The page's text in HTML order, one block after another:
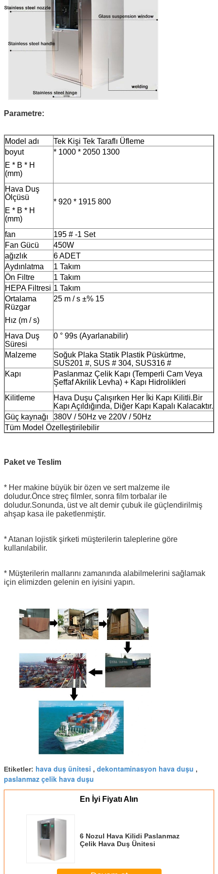
Parametre:
Model adı
Tek Kişi Tek Taraflı Üfleme
boyut
E * B * H
(mm)
* 1000 * 2050 1300
Hava Duş
Ölçüsü
E * B * H
(mm)
* 920 * 1915 800
fan
195 # -1 Set
Fan Gücü
450W
ağızlık
6 ADET
Aydınlatma
1 Takım
Ön Filtre
1 Takım
HEPA Filtresi 1 Takım
Ortalama
Rüzgar
Hız (m / s)
25 m / s ±% 15
Hava Duş
Süresi
0 ° 99s (Ayarlanabilir)
Malzeme
Soğuk Plaka Statik Plastik Püskürtme,
SUS201 #, SUS # 304, SUS316 #
Kapı
Paslanmaz Çelik Kapı (Temperli Cam Veya
Şeffaf Akrilik Levha) + Kapı Hidrolikleri
Kilitleme
Hava Duşu Çalışırken Her İki Kapı Kilitli.Bir
Kapı Açıldığında, Diğer Kapı Kapalı Kalacaktır.
Güç kaynağı
380V / 50Hz ve 220V / 50Hz
Tüm Model Özelleştirilebilir
Paket ve Teslim
* Her makine büyük bir özen ve sert malzeme ile
doludur.Önce streç filmler, sonra film torbalar ile
doludur.Sonunda, üst ve alt demir çubuk ile güçlendirilmiş
ahşap kasa ile paketlenmiştir.
* Atanan lojistik şirketi müşterilerin taleplerine göre
kullanılabilir.
* Müşterilerin mallarını zamanında alabilmelerini sağlamak
için elimizden gelenin en iyisini yapın.
Etiketler: hava duş ünitesi , dekontaminasyon hava duşu ,
paslanmaz çelik hava duşu
En İyi Fiyatı Alın
6 Nozul Hava Kilidi Paslanmaz
Çelik Hava Duş Ünitesi